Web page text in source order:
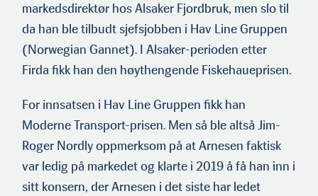
markedsdirektør hos Alsaker Fjordbruk, men slo til
da han ble tilbudt sjefsjobben i Hav Line Gruppen
(Norwegian Gannet). I Alsaker-perioden etter
Firda fikk han den høythengende Fiskehaueprisen.
For innsatsen i Hav Line Gruppen fikk han
Moderne Transport-prisen. Men så ble altså Jim-
Roger Nordly oppmerksom på at Arnesen faktisk
var ledig på markedet og klarte i 2019 å få han inn i
sitt konsern, der Arnesen i det siste har ledet